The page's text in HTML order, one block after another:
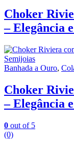
Choker
– Elegância
Banhada a Ouro,
Choker
– Elegância
0 out of 5
(0)